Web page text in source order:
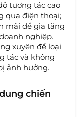
tương tác cao
qua điện thoại;
mãi để gia tăng
nghiệp.
xuyên để loại
tác và không
ảnh hưởng.
chiến